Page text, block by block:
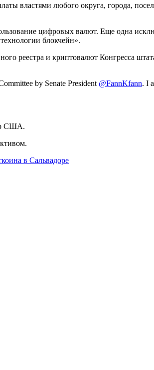
властями любого округа, города,
цифровых валют. Еще одна
блокчейн».
реестра и криптовалют Конгресса
by Senate President @FannKfann. I
США.
в Сальвадоре